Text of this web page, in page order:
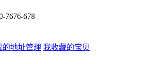
7676-678
的地址管理 我收藏的宝贝